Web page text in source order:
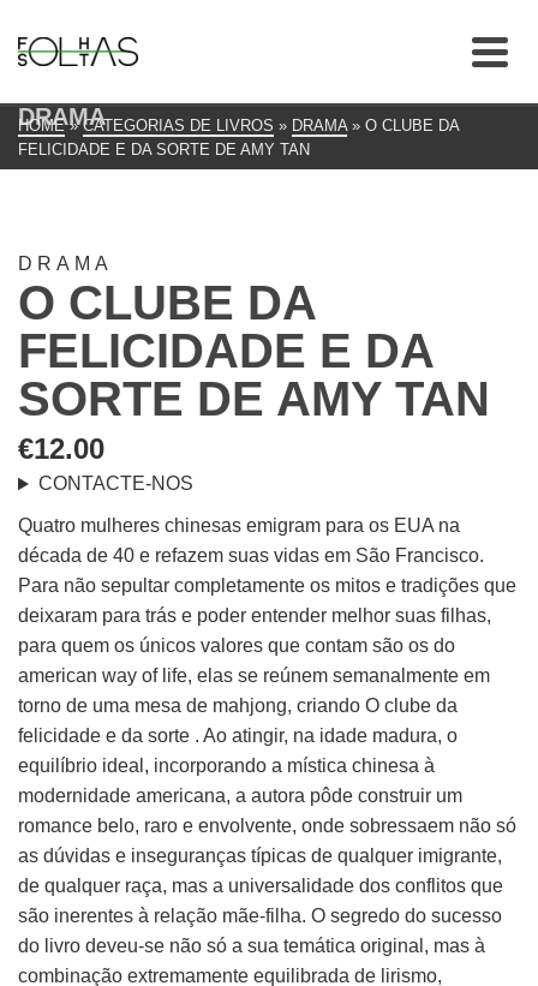
DRAMA
HOME » CATEGORIAS DE LIVROS » DRAMA » O CLUBE DA
FELICIDADE E DA SORTE DE AMY TAN
DRAMA
O CLUBE DA
FELICIDADE E DA
SORTE DE AMY TAN
€12.00
CONTACTE-NOS
Quatro mulheres chinesas emigram para os EUA na
década de 40 e refazem suas vidas em São Francisco.
Para não sepultar completamente os mitos e tradições que
deixaram para trás e poder entender melhor suas filhas,
para quem os únicos valores que contam são os do
american way of life, elas se reúnem semanalmente em
torno de uma mesa de mahjong, criando O clube da
felicidade e da sorte . Ao atingir, na idade madura, o
equilíbrio ideal, incorporando a mística chinesa à
modernidade americana, a autora pôde construir um
romance belo, raro e envolvente, onde sobressaem não só
as dúvidas e inseguranças típicas de qualquer imigrante,
de qualquer raça, mas a universalidade dos conflitos que
são inerentes à relação mãe-filha. O segredo do sucesso
do livro deveu-se não só a sua temática original, mas à
combinação extremamente equilibrada de lirismo,